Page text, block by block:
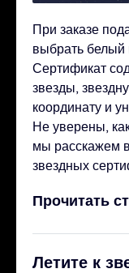
При заказе
выбрать белый
Сертификат
звезды,
координату и
Не уверены,
мы расскажем
звездных
Прочитать
Летите к